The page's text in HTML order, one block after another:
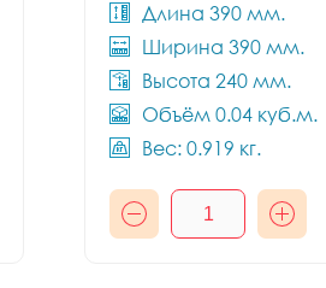
Длина 390 мм.
Ширина 390 мм.
Высота 240 мм.
Объём 0.04 куб.м.
Вес: 0.919 кг.